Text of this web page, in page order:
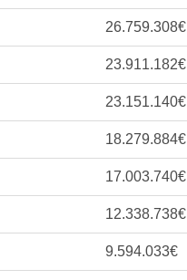
26.759.308€
23.911.182€
23.151.140€
18.279.884€
17.003.740€
12.338.738€
9.594.033€